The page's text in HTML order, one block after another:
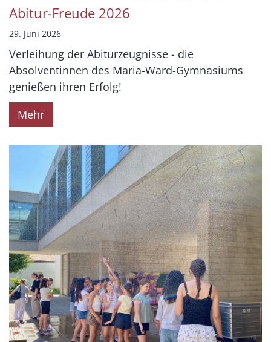
Abitur-Freude 2026
29. Juni 2026
Verleihung der Abiturzeugnisse - die
Absolventinnen des Maria-Ward-Gymnasiums
genießen ihren Erfolg!
Mehr